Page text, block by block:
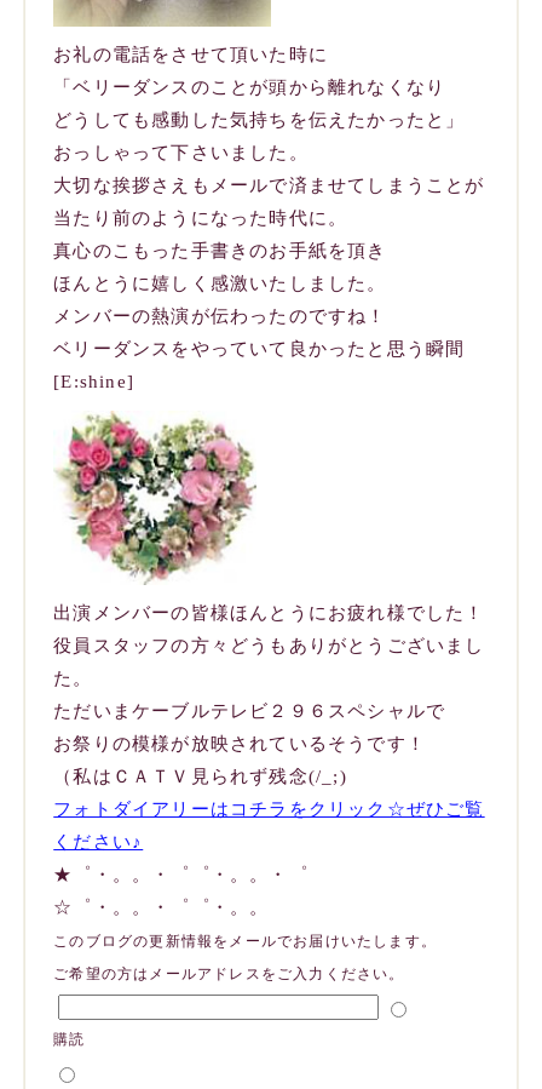
お礼の電話をさせて頂いた時に
「ベリーダンスのことが頭から離れなくなり
どうしても感動した気持ちを伝えたかったと」
おっしゃって下さいました。
大切な挨拶さえもメールで済ませてしまうことが
当たり前のようになった時代に。
真心のこもった手書きのお手紙を頂き
ほんとうに嬉しく感激いたしました。
メンバーの熱演が伝わったのですね！
ベリーダンスをやっていて良かったと思う瞬間
[E:shine]
出演メンバーの皆様ほんとうにお疲れ様でした！
役員スタッフの方々どうもありがとうございまし
た。
ただいまケーブルテレビ２９６スペシャルで
お祭りの模様が放映されているそうです！
（私はＣＡＴＶ見られず残念(/_;)
フォトダイアリーはコチラをクリック☆ぜひご覧
ください♪
★゜・。。・゜゜・。。・゜
☆゜・。。・゜゜・。。
このブログの更新情報をメールでお届けいたします。
ご希望の方はメールアドレスをご入力ください。
購読